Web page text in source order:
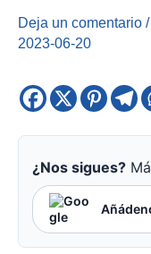
Deja un comentario /
2023-06-20
¿Nos sigues?